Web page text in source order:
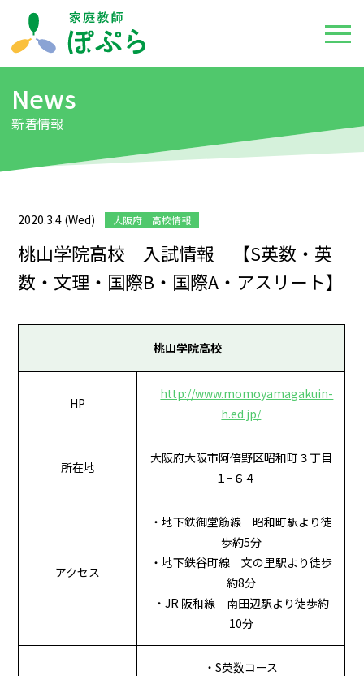
News
新着情報
2020.3.4 (Wed) 大阪府 高校情報
桃山学院高校 入試情報 【S英数・英
数・文理・国際B・国際A・アスリート】
桃山学院高校
HP
http://www.momoyamagakuin-
h.ed.jp/
所在地
大阪府大阪市阿倍野区昭和町３丁目
１−６４
アクセス
・地下鉄御堂筋線 昭和町駅より徒
歩約5分
・地下鉄谷町線 文の里駅より徒歩
約8分
・JR 阪和線 南田辺駅より徒歩約
10分
・S英数コース